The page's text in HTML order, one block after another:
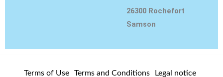
m
26300 Rochefort
Samson
Terms of Use Terms and Conditions Legal notice